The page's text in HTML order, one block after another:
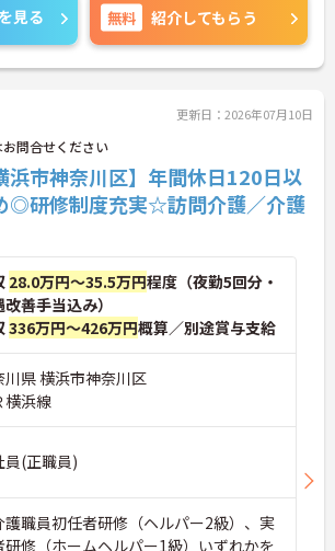
き出すことができるため、日々
やりがいを感じることができま
ート体制＞入社時には研修施設
も、先輩職員が一緒に行うOJT
教えるので、独り立ちまで安心
できます。入社後のフォローア
あり、悩みや不安を解消しなが
得＆収入アップを目指せる＞
見る 無料 紹介してもらう
更新日：2026年07月10日
問合せください
浜市神奈川区】年間休日120日以
◎研修制度充実☆訪問介護／介護
28.0万円～35.5万円程度（夜勤5回分・
善手当込み）
336万円～426万円概算／別途賞与支給
川県 横浜市神奈川区
横浜線
員(正職員)
職員初任者研修（ヘルパー2級）、実
研修（ホームヘルパー1級）いずれかを